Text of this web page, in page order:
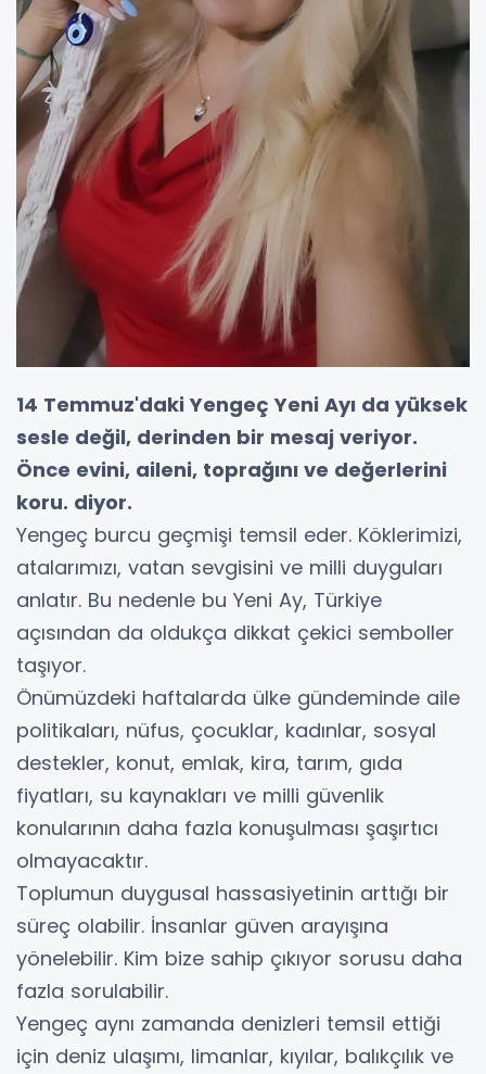
14 Temmuz'daki Yengeç Yeni Ayı da yüksek
sesle değil, derinden bir mesaj veriyor.
Önce evini, aileni, toprağını ve değerlerini
koru. diyor.
Yengeç burcu geçmişi temsil eder. Köklerimizi,
atalarımızı, vatan sevgisini ve milli duyguları
anlatır. Bu nedenle bu Yeni Ay, Türkiye
açısından da oldukça dikkat çekici semboller
taşıyor.
Önümüzdeki haftalarda ülke gündeminde aile
politikaları, nüfus, çocuklar, kadınlar, sosyal
destekler, konut, emlak, kira, tarım, gıda
fiyatları, su kaynakları ve milli güvenlik
konularının daha fazla konuşulması şaşırtıcı
olmayacaktır.
Toplumun duygusal hassasiyetinin arttığı bir
süreç olabilir. İnsanlar güven arayışına
yönelebilir. Kim bize sahip çıkıyor sorusu daha
fazla sorulabilir.
Yengeç aynı zamanda denizleri temsil ettiği
için deniz ulaşımı, limanlar, kıyılar, balıkçılık ve